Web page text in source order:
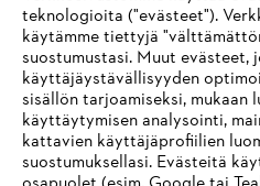
HENKILÖNSUOJAIMET
Pysy ajan tasalla –
teknologioita ("evästeet").
käytämme tiettyjä
suostumustasi. Muut evästeet,
käyttäjäystävällisyyden
sisällön tarjoamiseksi, mukaan
käyttäytymisen analysointi,
kattavien käyttäjäprofiilien
suostumuksellasi. Evästeitä